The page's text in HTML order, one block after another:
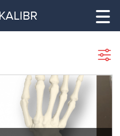
all
to